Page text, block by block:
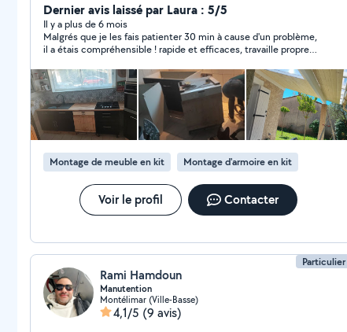
pliante , perfo .... ) Passionné aussi de cuisine si vous
souhaitez une paella a domicile ou un cochon a la
broche j'ai tout ce qu'il faut. ( Et bien d'autres choses )
Je suis aussi équipé pour vos nettoyage de canapé,
tapis, matelas, siège voiture ...
Dernier avis laissé par Laura : 5/5
Il y a plus de 6 mois
Malgrés que je les fais patienter 30 min à cause d'un problème,
il a étais compréhensible ! rapide et efficaces, travaille propre!
Montage de meuble en kit Montage d'armoire en kit
Voir le profil Contacter
Particulier
Rami Hamdoun
Manutention
Montélimar (Ville-Basse)
4,1/5 (9 avis)